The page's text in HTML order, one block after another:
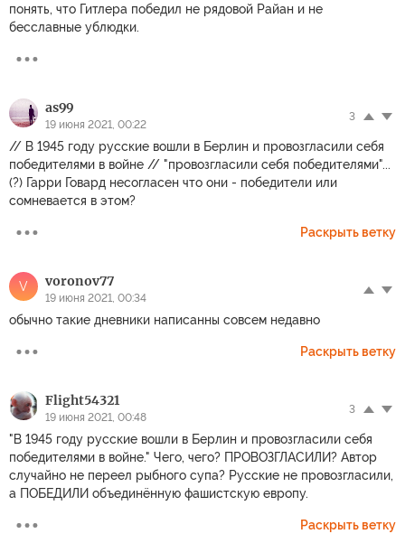
понять, что Гитлера победил не рядовой Райан и не
бесславные ублюдки.
as99
19 июня 2021, 00:22
3
// В 1945 году русские вошли в Берлин и провозгласили себя
победителями в войне // "провозгласили себя победителями"...
(?) Гарри Говард несогласен что они - победители или
сомневается в этом?
Раскрыть ветку
V voronov77
19 июня 2021, 00:34
обычно такие дневники написанны совсем недавно
Раскрыть ветку
Flight54321
19 июня 2021, 00:48
3
"В 1945 году русские вошли в Берлин и провозгласили себя
победителями в войне." Чего, чего? ПРОВОЗГЛАСИЛИ? Автор
случайно не переел рыбного супа? Русские не провозгласили,
а ПОБЕДИЛИ объединённую фашистскую европу.
Раскрыть ветку